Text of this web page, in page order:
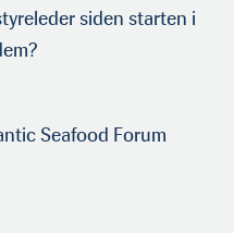
siden starten i
Seafood Forum